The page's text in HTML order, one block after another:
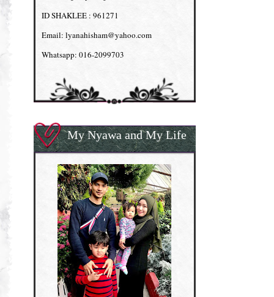
ID SHAKLEE : 961271
Email: lyanahisham@yahoo.com
Whatsapp: 016-2099703
My Nyawa and My Life